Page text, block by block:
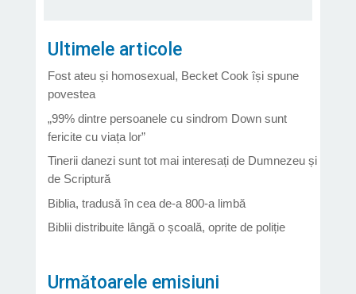
Ultimele articole
Fost ateu și homosexual, Becket Cook își spune
povestea
„99% dintre persoanele cu sindrom Down sunt
fericite cu viața lor”
Tinerii danezi sunt tot mai interesați de Dumnezeu și
de Scriptură
Biblia, tradusă în cea de-a 800-a limbă
Biblii distribuite lângă o școală, oprite de poliție
Următoarele emisiuni